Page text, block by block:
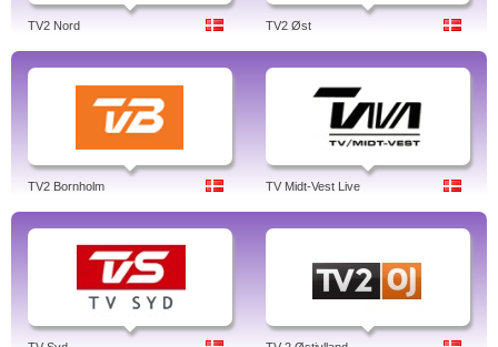
TV2 Nord TV2 Øst
TV2 Bornholm TV Midt-Vest Live